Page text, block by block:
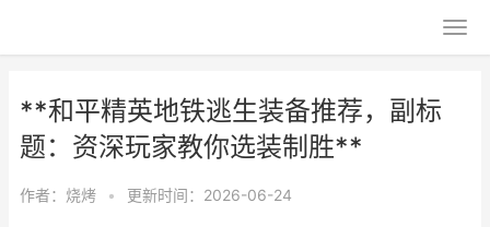
**和平精英地铁逃生装备推荐，副标
题：资深玩家教你选装制胜**
作者： 烧烤 • 更新时间：2026-06-24